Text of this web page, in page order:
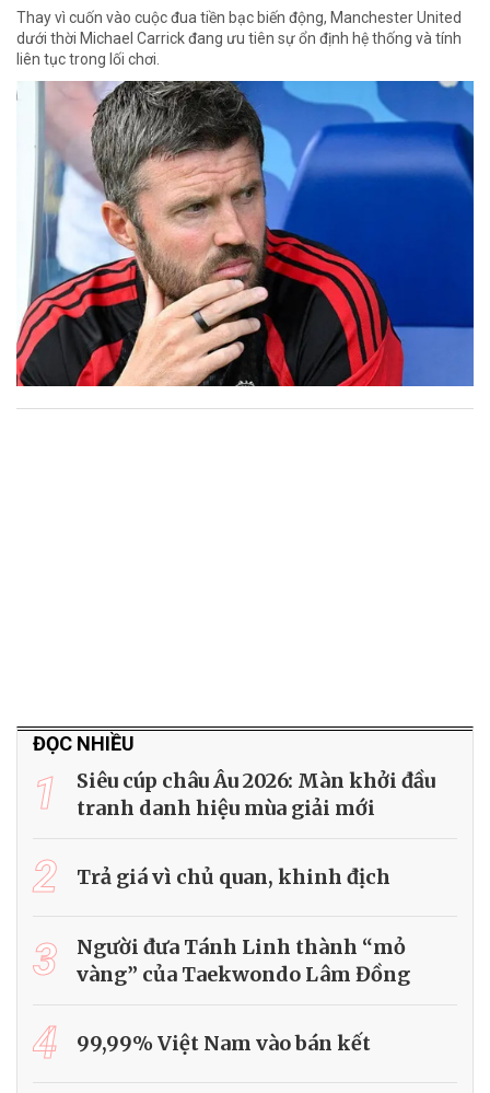
Thay vì cuốn vào cuộc đua tiền bạc biến động, Manchester United
dưới thời Michael Carrick đang ưu tiên sự ổn định hệ thống và tính
liên tục trong lối chơi.
ĐỌC NHIỀU
1
Siêu cúp châu Âu 2026: Màn khởi đầu
tranh danh hiệu mùa giải mới
2 Trả giá vì chủ quan, khinh địch
3
Người đưa Tánh Linh thành “mỏ
vàng” của Taekwondo Lâm Đồng
4 99,99% Việt Nam vào bán kết